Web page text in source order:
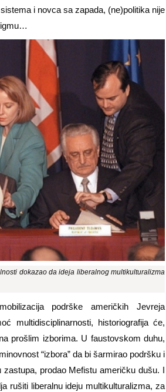
i novca sa zapada, (ne)politika nije
dokazao da ideja liberalnog multikulturalizma
mobilizacijapodrške američkih Jevreja
multidisciplinarnosti, historiografija će,
prošlim izborima. U faustovskom duhu,
“izbora” da bi šarmirao podršku i
prodao Mefistu američku dušu. I
rušiti liberalnu ideju multikulturalizma, za